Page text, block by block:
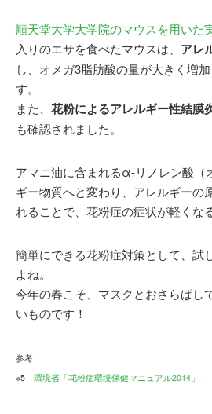
順天堂大学大学院のマウスを用いた
入りのエサを食べたマウスは、 アレ
し、オメガ3脂肪酸の量が大きく増
す。
また、 花粉によるアレルギー性結膜
も確認されました。
アマニ油に含まれるα-リノレン酸（
ギー物質へと変わり、アレルギーの
れることで、花粉症の症状が軽くな
簡単にできる花粉症対策として、試
よね。
今年の春こそ、マスクとおさらばし
いものです！
参考
※5 環境省「花粉症環境保健マニュアル2014」